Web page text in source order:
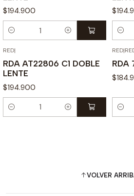
$194.900
Cantidad
RED|
RDA AT22806 C1 DOBLE
LENTE
$194.900
Cantidad
RED|
RDA
VOLVER